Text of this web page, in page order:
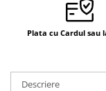
Inspiraţie divină
Îngeri
Viaţa de după
Plata cu Cardul sau
Descriere